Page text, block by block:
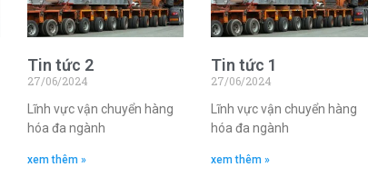
Tin tức 2
27/06/2024
Lĩnh vực vận chuyển hàng
hóa đa ngành
xem thêm »
Tin tức 1
27/06/2024
Lĩnh vực vận chuyển hàng
hóa đa ngành
xem thêm »